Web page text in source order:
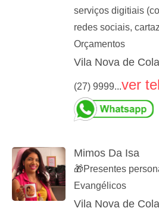
serviços digitiais
redes sociais,
Orçamentos
Vila Nova de
(27) 9999...ver
Mimos Da Isa
🎁Presentes
Evangélicos
Vila Nova de